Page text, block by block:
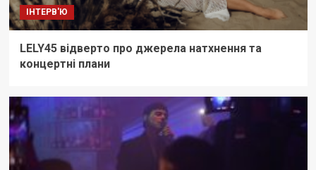
ІНТЕРВ'Ю
LELY45 відверто про джерела натхнення та
концертні плани